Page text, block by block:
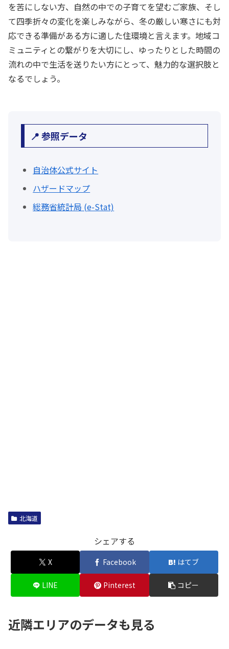
を苦にしない方、自然の中での子育てを望むご家族、そし
て四季折々の変化を楽しみながら、冬の厳しい寒さにも対
応できる準備がある方に適した住環境と言えます。地域コ
ミュニティとの繋がりを大切にし、ゆったりとした時間の
流れの中で生活を送りたい方にとって、魅力的な選択肢と
なるでしょう。
📍 参照データ
自治体公式サイト
ハザードマップ
総務省統計局 (e-Stat)
北海道
シェアする
X Facebook はてブ
LINE Pinterest コピー
近隣エリアのデータも見る